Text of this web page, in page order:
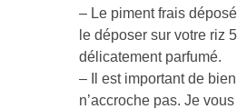
– Le piment frais
le déposer sur votre riz
délicatement parfumé.
– Il est important de
n’accroche pas. Je